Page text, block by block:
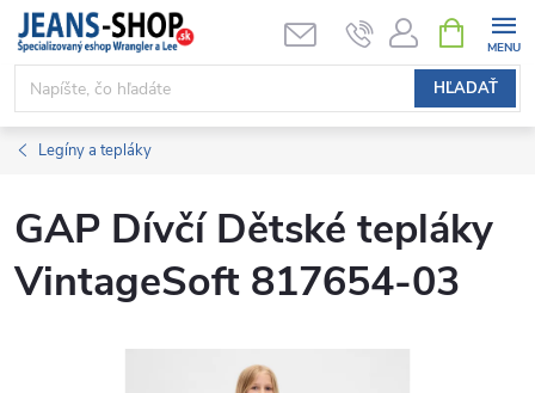
Prejsť
obsah
HĽADAŤ
KOŠÍK
Legíny a tepláky
GAP Dívčí Dětské tepláky
VintageSoft 817654-03